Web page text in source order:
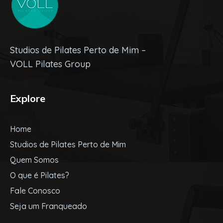
Studios de Pilates Perto de Mim –
VOLL Pilates Group
Explore
Home
Studios de Pilates Perto de Mim
Quem Somos
O que é Pilates?
Fale Conosco
Seja um Franqueado